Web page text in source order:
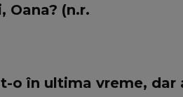
Oana? (n.r.
o în ultima vreme,